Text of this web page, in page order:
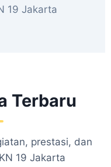
19 Jakarta
Terbaru
prestasi, dan
19 Jakarta